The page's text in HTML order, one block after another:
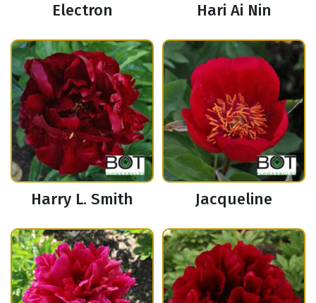
Electron Hari Ai Nin
Harry L. Smith Jacqueline